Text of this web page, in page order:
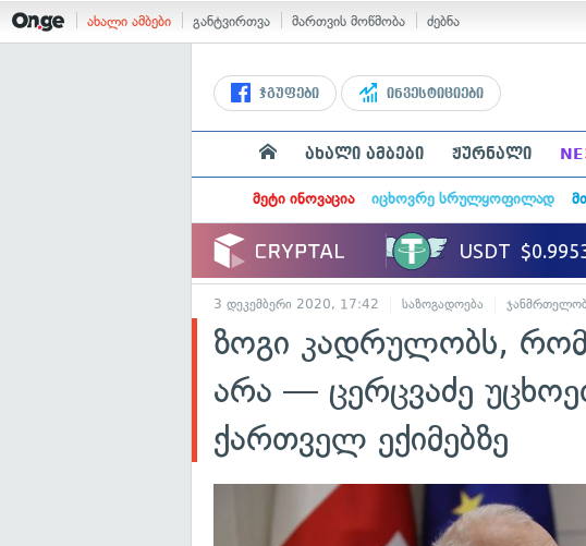
ახალი ამბები განტვირთვა მართვის მოწმობა ძებნა
ჯგუფები ინვესტიციები
ახალი ამბები ჟურნალი NE
მეტი ინოვაცია იცხოვრე სრულყოფილად
3 დეკემბერი 2020, 17:42 საზოგადოება
ზოგი კადრულობს, რომ
არა — ცერცვაძე
ქართველ ექიმებზე